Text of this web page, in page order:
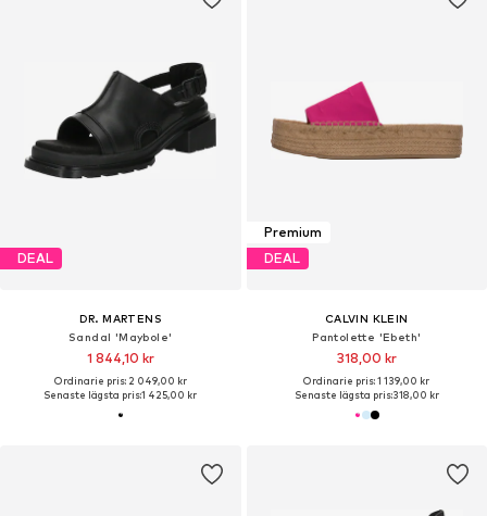
DEAL
DR. MARTENS
Sandal 'Maybole'
1 844,10 kr
Ordinarie pris: 2 049,00 kr
Senaste lägsta pris:1 425,00 kr
Premium
DEAL
CALVIN KLEIN
Pantolette 'Ebeth'
318,00 kr
Ordinarie pris: 1 139,00 kr
Senaste lägsta pris:318,00 kr